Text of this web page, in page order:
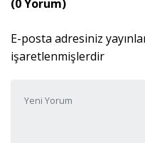
(0 Yorum)
E-posta adresiniz
işaretlenmişlerdir